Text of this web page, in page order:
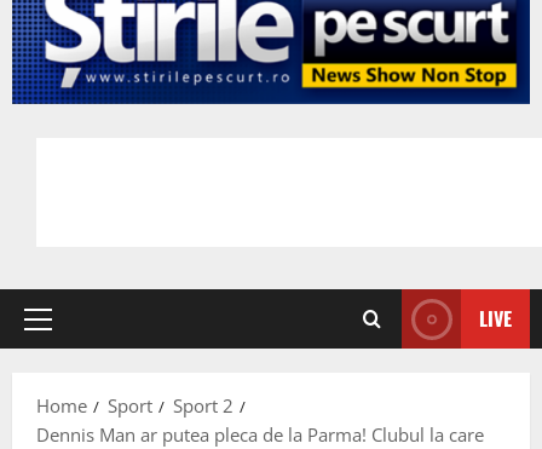
Primary
LIVE
Home Sport
Sport 2
Dennis Man ar putea pleca de la Parma! Clubul la care